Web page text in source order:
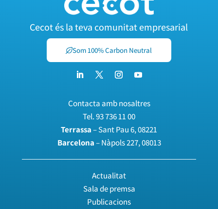
Cecot és la teva comunitat empresarial
Som 100% Carbon Neutral
Contacta amb nosaltres
Tel.93 736 11 00
Terrassa– Sant Pau 6, 08221
Barcelona– Nàpols 227, 08013
Actualitat
Sala de premsa
Publicacions